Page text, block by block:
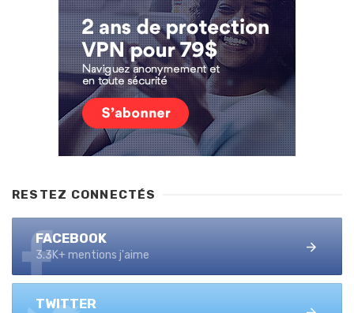
RESTEZ CONNECTÉS
FACEBOOK
3.3K+ mentions j'aime
TWITTER